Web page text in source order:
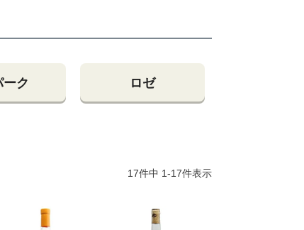
ーク ロゼ
17件中 1-17件表示